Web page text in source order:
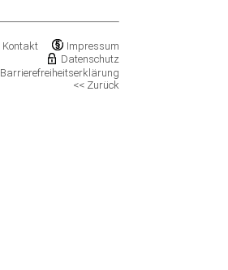
Impressum
Kontakt
Datenschutz
Barrierefreiheitserklärung
<< Zurück